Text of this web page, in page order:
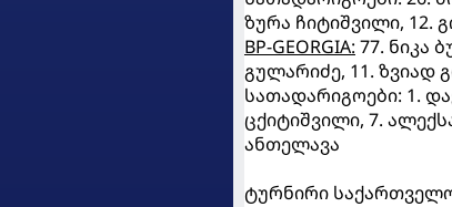
ზურა ჩიტიშვილი, 12.
BP-GEORGIA: 77. ნიკა
გულარიძე, 11. ზვიად
სათადარიგოები: 1.
ცქიტიშვილი, 7.
ანთელავა
ტურნირი